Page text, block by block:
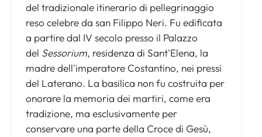
del tradizionale itinerario di pellegrinaggio
reso celebre da san Filippo Neri. Fu edificata
a partire dal IV secolo presso il Palazzo
del Sessorium, residenza di Sant'Elena, la
madre dell'imperatore Costantino, nei pressi
del Laterano. La basilica non fu costruita per
onorare la memoria dei martiri, come era
tradizione, ma esclusivamente per
conservare una parte della Croce di Gesù,